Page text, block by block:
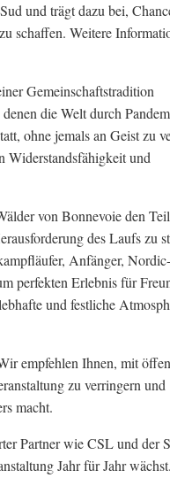
und trägt dazu bei,
schaffen. Weitere
Gemeinschaftstradition
die Welt durch
ohne jemals an Geist zu
Widerstandsfähigkeit und
von Bonnevoie den
des Laufs zu
Anfänger,
perfekten Erlebnis für
und festliche
empfehlen Ihnen, mit
zu verringern und
macht.
Partner wie CSL und der
Jahr für Jahr